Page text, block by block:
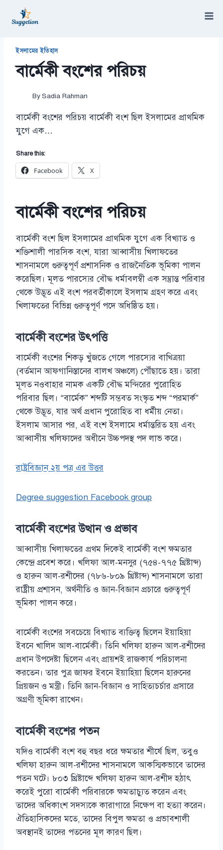
ইসলামের ইতিহাস
বার্মেকী বংশের পরিচয়
BySadia Rahman
বার্মেকী বংশের পরিচয় বার্মেকী বংশ ছিল ইসলামের প্রাথমিক
যুগে এক…
Share this:
Facebook X
বার্মেকী বংশের পরিচয়
বার্মেকী বংশ ছিল ইসলামের প্রাথমিক যুগে এক বিখ্যাত ও
শক্তিশালী পারসিক বংশ, যারা আব্বাসীয় খিলাফতের
শাসনামলে গুরুত্বপূর্ণ প্রশাসনিক ও রাজনৈতিক ভূমিকা পালন
করেছিল। মূলত পারস্যের বৌদ্ধ ধর্মাবলম্বী এক সম্ভ্রান্ত পরিবার
থেকে উদ্ভূত এই বংশ পরবর্তীকালে ইসলাম গ্রহণ করে এবং
খিলাফতের বিভিন্ন গুরুত্বপূর্ণ পদে অধিষ্ঠিত হয়।
বার্মেকী বংশের উৎপত্তি
বার্মেকী বংশের শিকড় খুঁজতে গেলে পারস্যের বাখ্ত্রিয়া
(বর্তমান আফগানিস্তানের বালখ অঞ্চলে) পৌঁছাতে হয়। তারা
মূলত নওবাহার নামক একটি বৌদ্ধ মন্দিরের পুরোহিত
পরিবার ছিল। “বার্মেক” শব্দটি সম্ভবত সংস্কৃত শব্দ “পরমার্ক”
থেকে উদ্ভূত, যার অর্থ প্রধান পুরোহিত বা ধর্মীয় নেতা।
ইসলাম আসার পর, এই বংশ ইসলামে ধর্মান্তরিত হয় এবং
আব্বাসীয় খলিফাদের অধীনে উচ্চপদস্থ পদ লাভ করে।
রাষ্ট্রবিজ্ঞান ২য় পত্র এর উত্তর
Degree suggestion Facebook group
বার্মেকী বংশের উত্থান ও প্রভাব
আব্বাসীয় খিলাফতের প্রথম দিকেই বার্মেকী বংশ ক্ষমতার
কেন্দ্রে প্রবেশ করে। খলিফা আল-মনসুর (৭৫৪-৭৭৫ খ্রিষ্টাব্দ)
ও হারুন আল-রশীদের (৭৮৬-৮০৯ খ্রিষ্টাব্দ) শাসনামলে তারা
রাষ্ট্রীয় প্রশাসন, অর্থনীতি ও জ্ঞান-বিজ্ঞান প্রচারে গুরুত্বপূর্ণ
ভূমিকা পালন করে।
বার্মেকী বংশের সবচেয়ে বিখ্যাত ব্যক্তিত্ব ছিলেন ইয়াহিয়া
ইবনে খালিদ আল-বার্মেকী। তিনি খলিফা হারুন আল-রশীদের
প্রধান উপদেষ্টা ছিলেন এবং প্রায়শই রাজকার্য পরিচালনা
করতেন। তার পুত্র জাফর ইবনে ইয়াহিয়া ছিলেন হারুনের
প্রিয়জন ও মন্ত্রী। তিনি জ্ঞান-বিজ্ঞান ও সাহিত্যচর্চার প্রসারে
অগ্রণী ভূমিকা রাখেন।
বার্মেকী বংশের পতন
যদিও বার্মেকী বংশ বহু বছর ধরে ক্ষমতার শীর্ষে ছিল, তবুও
খলিফা হারুন আল-রশীদের শাসনামলে আকস্মিকভাবে তাদের
পতন ঘটে। ৮০৩ খ্রিষ্টাব্দে খলিফা হারুন আল-রশীদ হঠাৎ
করেই পুরো বার্মেকী পরিবারকে ক্ষমতাচ্যুত করেন এবং
তাদের অধিকাংশ সদস্যকে কারাগারে নিক্ষেপ বা হত্যা করেন।
ঐতিহাসিকদের মতে, তাদের বিপুল ক্ষমতা ও প্রভাবশালী
অবস্থানই তাদের পতনের মূল কারণ ছিল।